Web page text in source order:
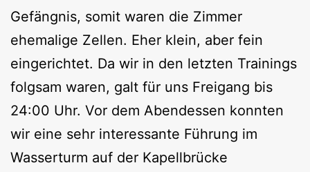
Gefängnis, somit waren die Zimmer
ehemalige Zellen. Eher klein, aber fein
eingerichtet. Da wir in den letzten Trainings
folgsam waren, galt für uns Freigang bis
24:00 Uhr. Vor dem Abendessen konnten
wir eine sehr interessante Führung im
Wasserturm auf der Kapellbrücke